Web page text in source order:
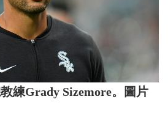
練Grady Sizemore。圖片